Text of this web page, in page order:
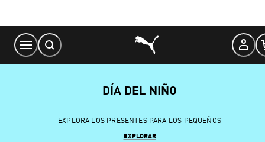
Content
DÍA DEL NIÑO
EXPLORA LOS PRESENTES PARA LOS PEQUEÑOS
EXPLORAR